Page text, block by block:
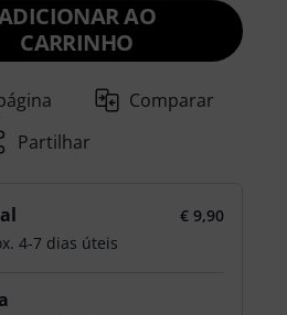
AO
CARRINHO
Comparar
Partilhar
€ 9,90
4-7 dias úteis